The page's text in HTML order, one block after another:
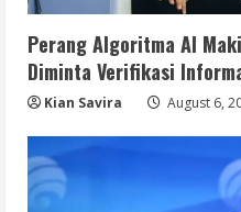
Perang Algoritma AI
Diminta Verifikasi
Kian Savira August 6,